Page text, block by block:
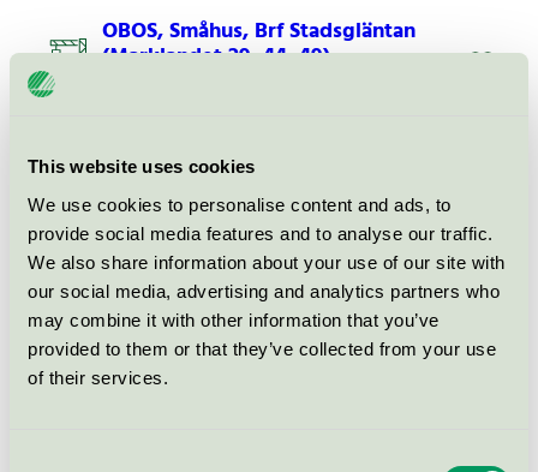
This website uses cookies
We use cookies to personalise content and ads, to
provide social media features and to analyse our traffic.
We also share information about your use of our site with
our social media, advertising and analytics partners who
may combine it with other information that you’ve
provided to them or that they’ve collected from your use
of their services.
OBOS, Småhus, Brf Stadsgläntan
(Marklandet 29, 44, 49)
OBOS, Flerbostadshus, 400314
LSS-Boende Oxelösund (Boken 6)
Nordic Swan Ecolabel / OBOS / Building for
residential care facility
OBOS Sverige AB: Licens för att
bygga Svanenmärkt småhus (Start
Living)